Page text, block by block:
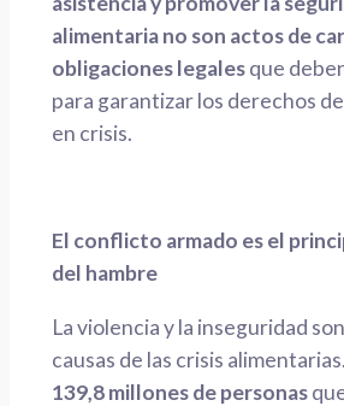
alimentaria no son actos de
obligaciones legalesque
para garantizar los derechos
en crisis.
El conflicto armado es el
del hambre
La violencia y la inseguridad
causas de las crisis
139,8 millones de personas